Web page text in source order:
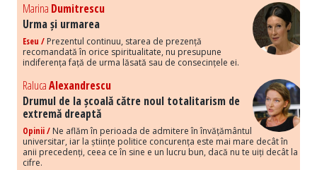
Marina Dumitrescu
Urma și urmarea
Eseu / Prezentul continuu, starea de prezență
recomandată în orice spiritualitate, nu presupune
indiferența față de urma lăsată sau de consecințele ei.
RalucaAlexandrescu
Drumul de la școală către noul totalitarism de
extremă dreaptă
Opinii / Ne aflăm în perioada de admitere în învățământul
universitar, iar la științe politice concurența este mai mare decât în
anii precedenți, ceea ce în sine e un lucru bun, dacă nu te uiți decât la
cifre.